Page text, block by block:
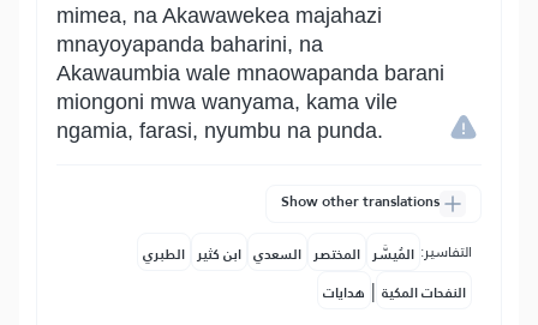
mimea, na Akawawekea majahazi
mnayoyapanda baharini, na
Akawaumbia wale mnaowapanda barani
miongoni mwa wanyama, kama vile
ngamia, farasi, nyumbu na punda.
Show other translations
التفاسير: المُيسَّر المختصر السعدي ابن كثير الطبري
النفحات المكية | هدايات